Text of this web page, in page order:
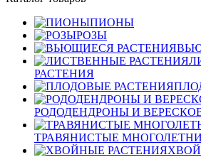
ПИОНЫ
РОЗЫ
РАСТЕНИЯ
РОДОДЕНДРОНЫ И
ТРАВЯНИСТЫЕ